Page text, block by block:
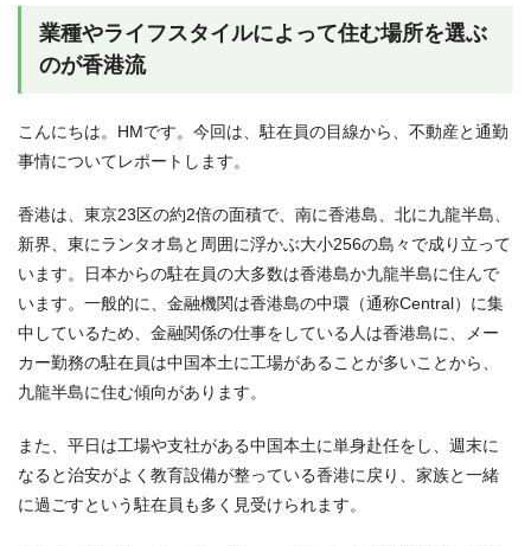
業種やライフスタイルによって住む場所を選ぶ
のが香港流
こんにちは。HMです。今回は、駐在員の目線から、不動産と通勤
事情についてレポートします。
香港は、東京23区の約2倍の面積で、南に香港島、北に九龍半島、
新界、東にランタオ島と周囲に浮かぶ大小256の島々で成り立って
います。日本からの駐在員の大多数は香港島か九龍半島に住んで
います。一般的に、金融機関は香港島の中環（通称Central）に集
中しているため、金融関係の仕事をしている人は香港島に、メー
カー勤務の駐在員は中国本土に工場があることが多いことから、
九龍半島に住む傾向があります。
また、平日は工場や支社がある中国本土に単身赴任をし、週末に
なると治安がよく教育設備が整っている香港に戻り、家族と一緒
に過ごすという駐在員も多く見受けられます。